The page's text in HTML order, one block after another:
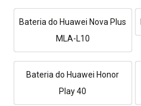
Bateria do Huawei Nova Plus
MLA-L10
Bateria do Huawei Honor
Play 40